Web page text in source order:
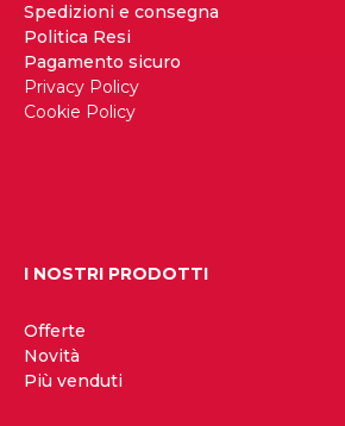
Spedizioni e consegna
Politica Resi
Pagamento sicuro
Privacy Policy
Cookie Policy
I NOSTRI PRODOTTI
Offerte
Novità
Più venduti